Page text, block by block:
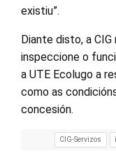
existiu”.
Diante disto, a
inspeccione o
a UTE Ecolugo a
como as
concesión.
CIG-Servizos